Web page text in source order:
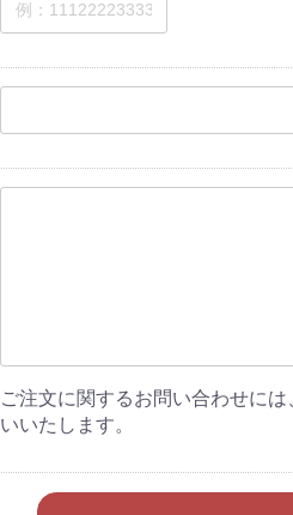
ご注文に関するお問い合わせに
いいたします。